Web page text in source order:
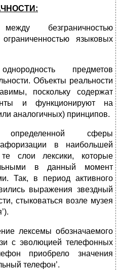
безграничностью
языковых
предметов
Объекты реальности
поскольку содержат
и функционируют на
аналогичных) принципов.
сферы
в наибольшей
слои лексики, которые
в данный момент
Так, в период активного
выражения звездный
стыковаться возле музея
лексемы обозначаемого
с эволюцией телефонных
приобрело значения
телефон’.